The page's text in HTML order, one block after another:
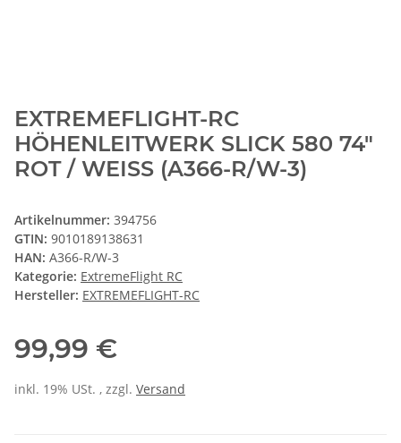
EXTREMEFLIGHT-RC
HÖHENLEITWERK SLICK 580 74"
ROT / WEISS (A366-R/W-3)
Artikelnummer: 394756
GTIN: 9010189138631
HAN: A366-R/W-3
Kategorie: ExtremeFlight RC
Hersteller: EXTREMEFLIGHT-RC
99,99 €
inkl. 19% USt. , zzgl. Versand